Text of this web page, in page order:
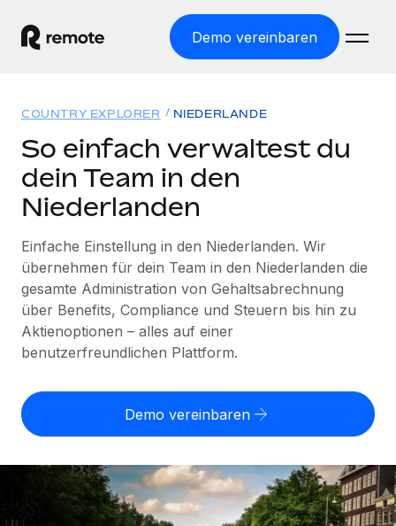
Demo vereinbaren
WELTWEITE BESCHÄFTIGUNG
Globale Payroll
Employer of Record
Weltweites Wachstum ohne Kosten für Niederlassungen
Contractor of Record
Rechtssichere, weltweite Arbeit mit Freelancer:innen
Auslagern von komplexen HR-Aufgaben
Lösungen
Country Explorer
Länderspezifische Unterstützung bei der Einstellung
Explorer für US-Bundesstaaten
Einfache Einstellung in allen US-Bundesstaaten
Vergleiche mit unseren Mitbewerbern
Startups
Agile HR- und Payroll-Lösungen für wachsende
Unternehmen
Ressourcen
TOOLS UND RECHNER
Scheinselbstständigkeitsrisiko berechnen
Länderspezifische Einschätzung des
Scheinselbstständigkeitsrisikos
Länderspezifische Berechnung der
Gesamtbeschäftigungskosten
Informationen zu möglichen Währungen und
Abwicklungsfristen für globale Freelancer:innen
Preise
English (United States)
English
Nederlands
Français
Deutsch
Anmelden
COUNTRY EXPLORER NIEDERLANDE
So einfach verwaltest du
dein Team in den
Niederlanden
Einfache Einstellung in den Niederlanden. Wir
übernehmen für dein Team in den Niederlanden die
gesamte Administration von Gehaltsabrechnung
über Benefits, Compliance und Steuern bis hin zu
Aktienoptionen – alles auf einer
benutzerfreundlichen Plattform.
Demo vereinbaren